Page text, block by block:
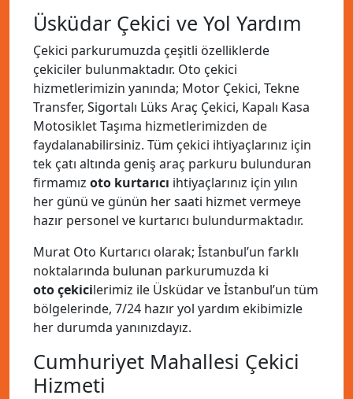
Üsküdar Çekici ve Yol Yardım
Çekici parkurumuzda çeşitli özelliklerde
çekiciler bulunmaktadır. Oto çekici
hizmetlerimizin yanında; Motor Çekici, Tekne
Transfer, Sigortalı Lüks Araç Çekici, Kapalı Kasa
Motosiklet Taşıma hizmetlerimizden de
faydalanabilirsiniz. Tüm çekici ihtiyaçlarınız için
tek çatı altında geniş araç parkuru bulunduran
firmamız oto kurtarıcı ihtiyaçlarınız için yılın
her günü ve günün her saati hizmet vermeye
hazır personel ve kurtarıcı bulundurmaktadır.
Murat Oto Kurtarıcı olarak; İstanbul’un farklı
noktalarında bulunan parkurumuzda ki
oto çekicilerimiz ile Üsküdar ve İstanbul’un tüm
bölgelerinde, 7/24 hazır yol yardım ekibimizle
her durumda yanınızdayız.
Cumhuriyet Mahallesi Çekici
Hizmeti